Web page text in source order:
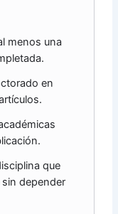
menos una
en
que
depender